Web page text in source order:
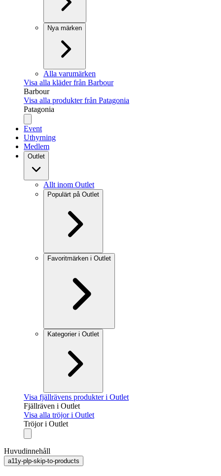
Nya märken
Alla varumärken
Visa alla kläder från Barbour
Barbour
Visa alla produkter från Patagonia
Patagonia
Event
Uthyrning
Medlem
Outlet
Allt inom Outlet
Populärt på Outlet
Favoritmärken i Outlet
Kategorier i Outlet
Visa fjällrävens produkter i Outlet
Fjällräven i Outlet
Visa alla tröjor i Outlet
Tröjor i Outlet
Huvudinnehåll
a11y-plp-skip-to-products